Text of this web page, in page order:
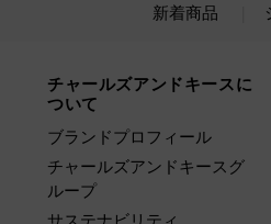
新着商品
チャールズアンドキースに
ついて
ブランドプロフィール
チャールズアンドキースグ
ループ